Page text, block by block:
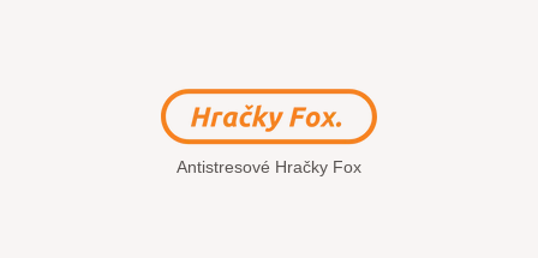
Antistresové Hračky Fox